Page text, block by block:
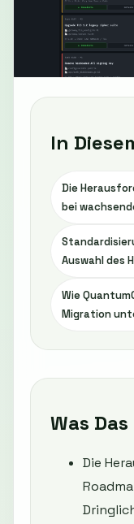
In
Die
bei
Auswahl des
Wie
Migration
Was
Die